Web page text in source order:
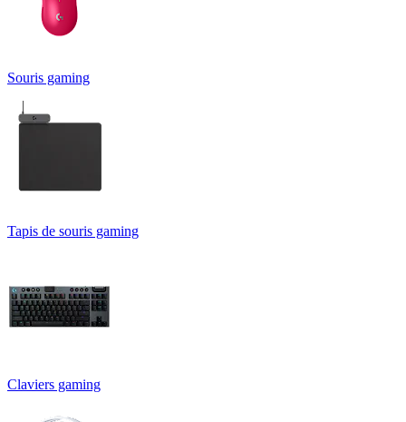
Souris gaming
Tapis de souris gaming
Claviers gaming